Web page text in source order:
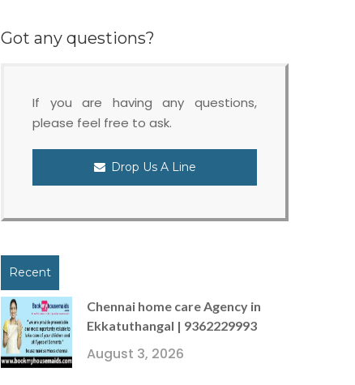
Got any questions?
If you are having any questions,
please feel free to ask.
Drop Us A Line
Recent
Chennai home care Agency in
Ekkatuthangal | 9362229993
August 3, 2026